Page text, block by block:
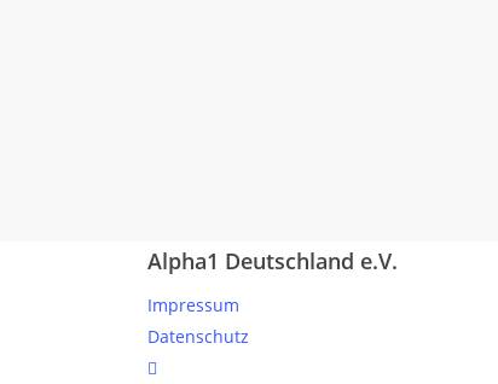
Alpha1 Deutschland e.V.
Impressum
Datenschutz
linkedin